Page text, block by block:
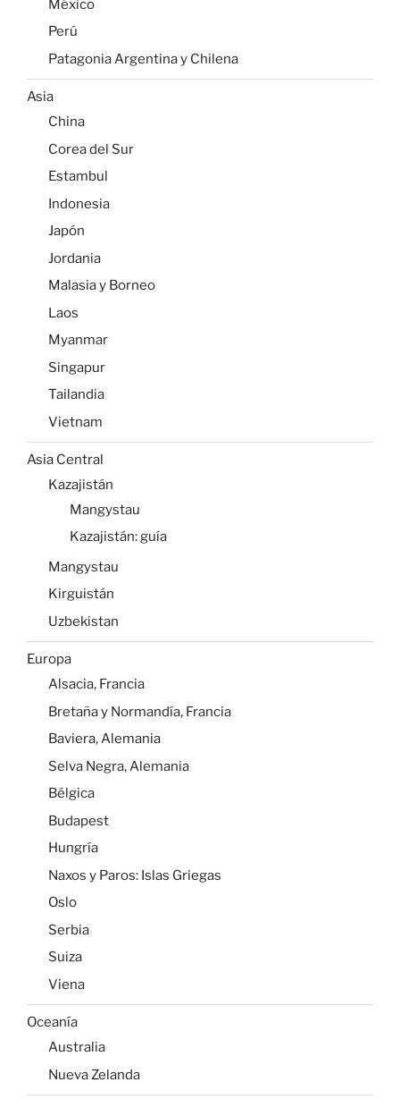
México
Perú
Patagonia Argentina y Chilena
Asia
China
Corea del Sur
Estambul
Indonesia
Japón
Jordania
Malasia y Borneo
Laos
Myanmar
Singapur
Tailandia
Vietnam
Asia Central
Kazajistán
Mangystau
Kazajistán: guía
Mangystau
Kirguistán
Uzbekistan
Europa
Alsacia, Francia
Bretaña y Normandía, Francia
Baviera, Alemania
Selva Negra, Alemania
Bélgica
Budapest
Hungría
Naxos y Paros: Islas Griegas
Oslo
Serbia
Suiza
Viena
Oceanía
Australia
Nueva Zelanda